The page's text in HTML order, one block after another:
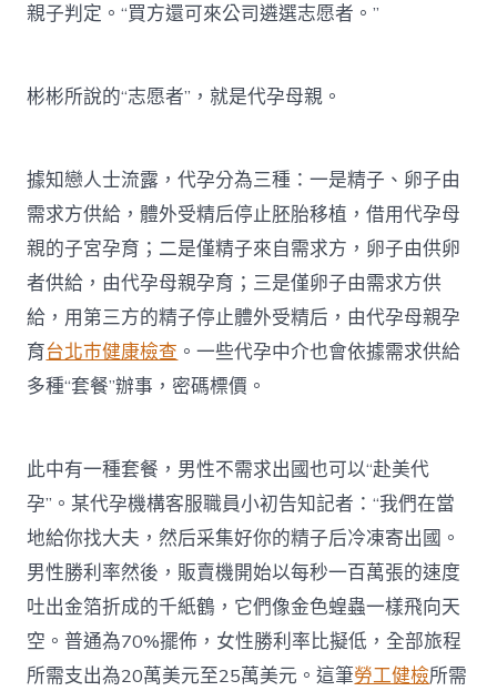
親子判定。“買方還可來公司遴選志愿者。”
彬彬所說的“志愿者”，就是代孕母親。
據知戀人士流露，代孕分為三種：一是精子、卵子由
需求方供給，體外受精后停止胚胎移植，借用代孕母
親的子宮孕育；二是僅精子來自需求方，卵子由供卵
者供給，由代孕母親孕育；三是僅卵子由需求方供
給，用第三方的精子停止體外受精后，由代孕母親孕
育台北巿健康檢查 。一些代孕中介也會依據需求供給
多種“套餐”辦事，密碼標價。
此中有一種套餐，男性不需求出國也可以“赴美代
孕”。某代孕機構客服職員小初告知記者：“我們在當
地給你找大夫，然后采集好你的精子后冷凍寄出國。
男性勝利率然後，販賣機開始以每秒一百萬張的速度
吐出金箔折成的千紙鶴，它們像金色蝗蟲一樣飛向天
空。普通為70%擺佈，女性勝利率比擬低，全部旅程
所需支出為20萬美元至25萬美元。這筆勞工健檢所需